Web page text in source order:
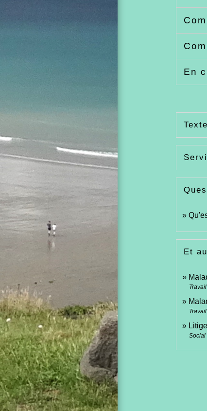
En
Et
Social